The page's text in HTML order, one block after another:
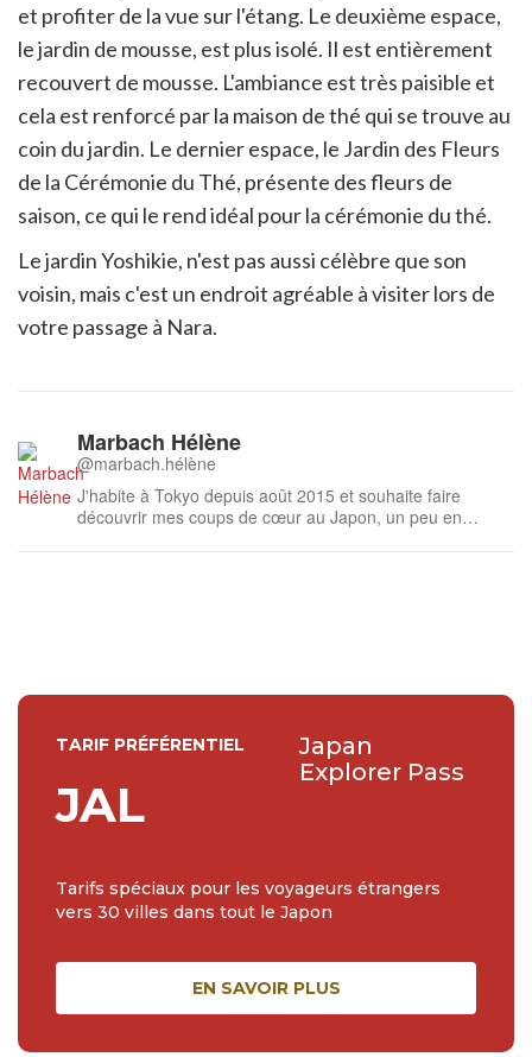
et profiter de la vue sur l'étang. Le deuxième espace,
le jardin de mousse, est plus isolé. Il est entièrement
recouvert de mousse. L'ambiance est très paisible et
cela est renforcé par la maison de thé qui se trouve au
coin du jardin. Le dernier espace, le Jardin des Fleurs
de la Cérémonie du Thé, présente des fleurs de
saison, ce qui le rend idéal pour la cérémonie du thé.
Le jardin Yoshikie, n'est pas aussi célèbre que son
voisin, mais c'est un endroit agréable à visiter lors de
votre passage à Nara.
Marbach Hélène
@marbach.hélène
J'habite à Tokyo depuis août 2015 et souhaite faire
découvrir mes coups de cœur au Japon, un peu en
TARIF PRÉFÉRENTIEL
JAL
Japan
Explorer Pass
Tarifs spéciaux pour les voyageurs étrangers
vers 30 villes dans tout le Japon
EN SAVOIR PLUS